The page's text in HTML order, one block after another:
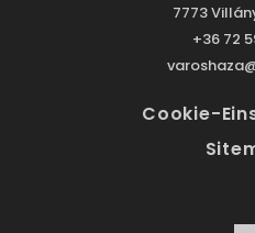
7773
+36 72
Cookie-